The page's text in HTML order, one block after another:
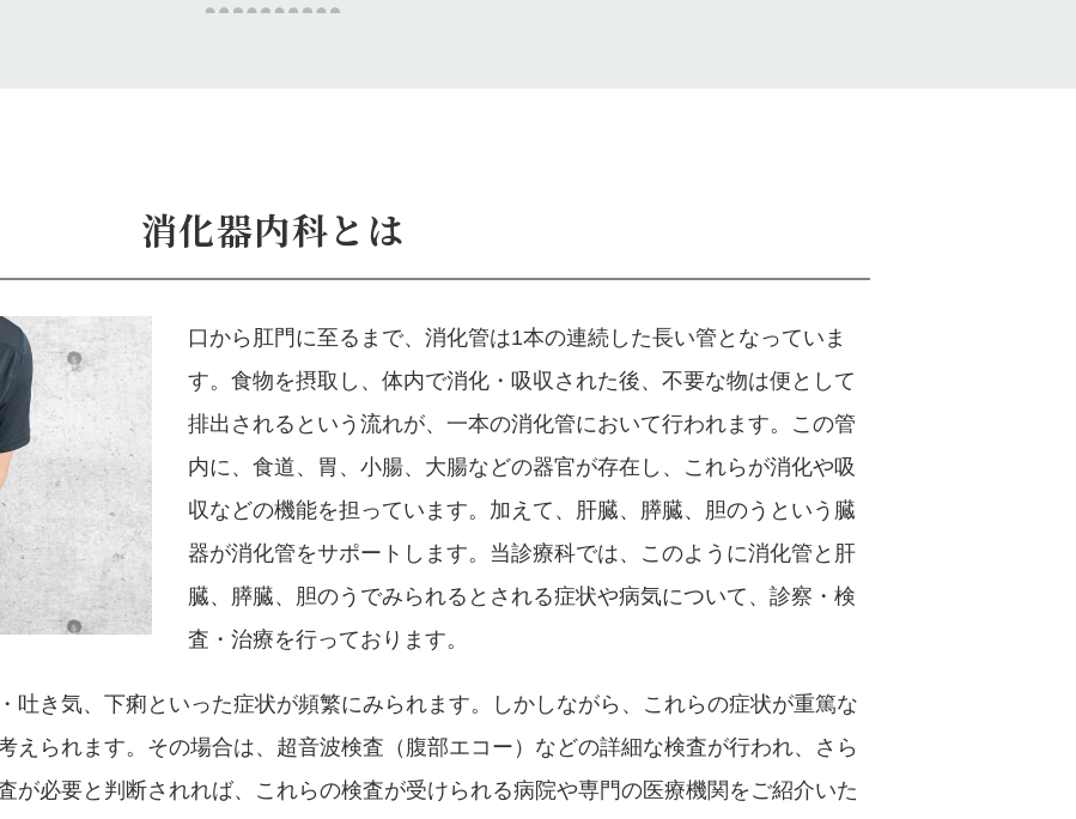
消化器内科とは
口から肛門に至るまで、消化管は1本の連続した長い管となっていま
す。食物を摂取し、体内で消化・吸収された後、不要な物は便として
排出されるという流れが、一本の消化管において行われます。この管
内に、食道、胃、小腸、大腸などの器官が存在し、これらが消化や吸
収などの機能を担っています。加えて、肝臓、膵臓、胆のうという臓
器が消化管をサポートします。当診療科では、このように消化管と肝
臓、膵臓、胆のうでみられるとされる症状や病気について、診察・検
査・治療を行っております。
吐き気、下痢といった症状が頻繁にみられます。しかしながら、これらの症状が重篤な
えられます。その場合は、超音波検査（腹部エコー）などの詳細な検査が行われ、さら
が必要と判断されれば、これらの検査が受けられる病院や専門の医療機関をご紹介いた